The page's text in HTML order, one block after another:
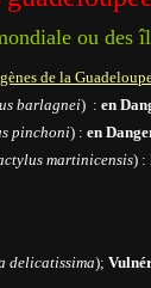
ou des
de la
barlagnei) : en
pinchoni) : en
martinicensis) :
delicatissima);